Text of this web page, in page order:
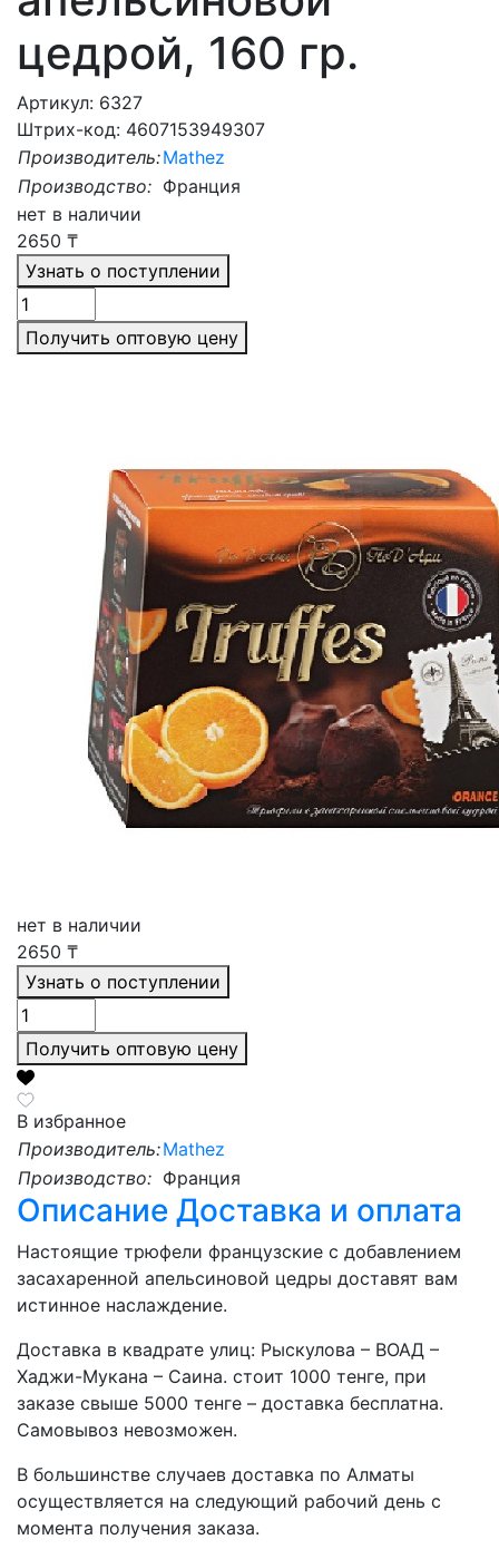
цедрой, 160 гр.
Артикул: 6327
Штрих-код: 4607153949307
Производитель:Mathez
Производство: Франция
нет в наличии
2650 ₸
Узнать о поступлении
Получить оптовую цену
нет в наличии
2650 ₸
Узнать о поступлении
Получить оптовую цену
В избранное
Производитель:Mathez
Производство: Франция
Описание Доставка и оплата
Настоящие трюфели французские с добавлением
засахаренной апельсиновой цедры доставят вам
истинное наслаждение.
Доставка в квадрате улиц: Рыскулова – ВОАД –
Хаджи-Мукана – Саина. стоит 1000 тенге, при
заказе свыше 5000 тенге – доставка бесплатна.
Самовывоз невозможен.
В большинстве случаев доставка по Алматы
осуществляется на следующий рабочий день с
момента получения заказа.